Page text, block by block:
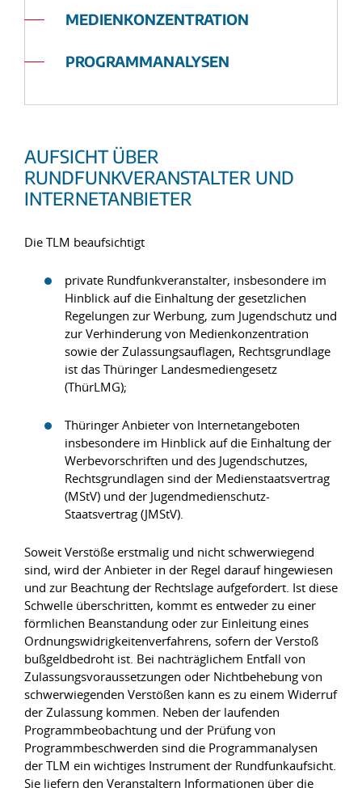
MEDIENKONZENTRATION
PROGRAMMANALYSEN
AUFSICHT ÜBER
RUNDFUNKVERANSTALTER UND
INTERNETANBIETER
Die TLM beaufsichtigt
private Rundfunkveranstalter, insbesondere im
Hinblick auf die Einhaltung der gesetzlichen
Regelungen zur Werbung, zum Jugendschutz und
zur Verhinderung von Medienkonzentration
sowie der Zulassungsauflagen, Rechtsgrundlage
ist das Thüringer Landesmediengesetz
(ThürLMG);
Thüringer Anbieter von Internetangeboten
insbesondere im Hinblick auf die Einhaltung der
Werbevorschriften und des Jugendschutzes,
Rechtsgrundlagen sind der Medienstaatsvertrag
(MStV) und der Jugendmedienschutz-
Staatsvertrag (JMStV).
Soweit Verstöße erstmalig und nicht schwerwiegend
sind, wird der Anbieter in der Regel darauf hingewiesen
und zur Beachtung der Rechtslage aufgefordert. Ist diese
Schwelle überschritten, kommt es entweder zu einer
förmlichen Beanstandung oder zur Einleitung eines
Ordnungswidrigkeitenverfahrens, sofern der Verstoß
bußgeldbedroht ist. Bei nachträglichem Entfall von
Zulassungsvoraussetzungen oder Nichtbehebung von
schwerwiegenden Verstößen kann es zu einem Widerruf
der Zulassung kommen. Neben der laufenden
Programmbeobachtung und der Prüfung von
Programmbeschwerden sind die Programmanalysen
der TLM ein wichtiges Instrument der Rundfunkaufsicht.
Sie liefern den Veranstaltern Informationen über die